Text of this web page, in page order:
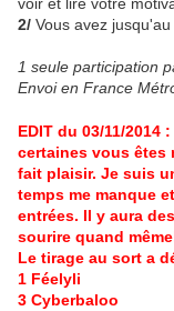
2/ Vous avez jusqu'au
1 seule participation
Envoi en France
EDIT du 03/11/
certaines vous êtes
fait plaisir. Je suis
temps me manque
entrées. Il y aura
sourire quand
Le tirage au sort a
1 Féelyli
3 Cyberbaloo